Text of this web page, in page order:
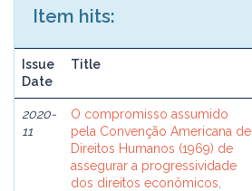
Item hits:
Issue
Date
Title
2020-
11
O compromisso assumido
pela Convenção Americana de
Direitos Humanos (1969) de
assegurar a progressividade
dos direitos econômicos,